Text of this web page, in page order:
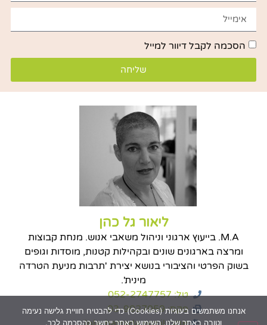
הסכמה לקבל דיוור למייל
שליחה
ליאור גל כהן
M.A. בייעוץ ארגוני וניהול משאבי אנוש. מנחת קבוצות
ומרצה בארגונים שונים ובקהילות קטנות, מוסדות וגופים
בשוק הפרטי והציבורי בנושא יצירת 'תרבות מניעת הטרדה
מינית'.
טל: 052-2747757
פקס: 03-9027059
אנחנו משתמשים בעוגיות (Cookies) כדי להבטיח חוויית גלישה נעימה
וטובה באתר שלנו. השימוש באתר ייחשב כהסכמה לכך.